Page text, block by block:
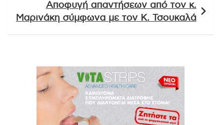
Αποφυγή απαντήσεων από τον κ.
Μαρινάκη σύμφωνα με τον Κ. Τσουκαλά